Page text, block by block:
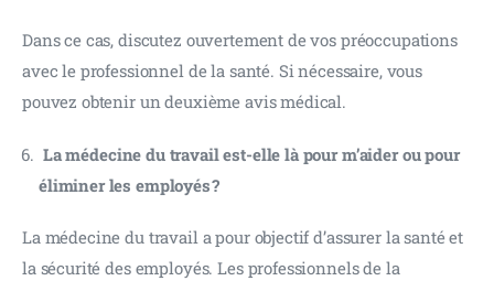
Dans ce cas, discutez ouvertement de vos préoccupations
avec le professionnel de la santé. Si nécessaire, vous
pouvez obtenir un deuxième avis médical.
La médecine du travail est-elle là pour m’aider ou pour
éliminer les employés ?
La médecine du travail a pour objectif d’assurer la santé et
la sécurité des employés. Les professionnels de la